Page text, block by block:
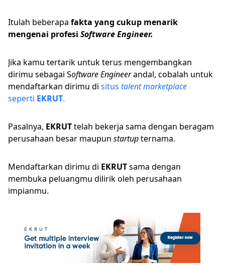
Itulah beberapa fakta yang cukup menarik
mengenai profesi Software Engineer.
Jika kamu tertarik untuk terus mengembangkan
dirimu sebagai Software Engineerandal, cobalah untuk
mendaftarkan dirimu di situs talent marketplace
seperti EKRUT.
Pasalnya, EKRUTtelah bekerja sama dengan beragam
perusahaan besar maupun startupternama.
Mendaftarkan dirimu di EKRUTsama dengan
membuka peluangmu dilirik oleh perusahaan
impianmu.